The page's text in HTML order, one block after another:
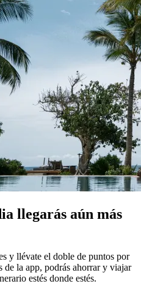
llegarás aún más
y llévate el doble de puntos por
de la app, podrás ahorrar y viajar
estés donde estés.